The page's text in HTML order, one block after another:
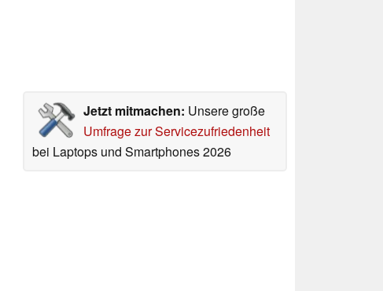
Jetzt mitmachen: Unsere große
Umfrage zur Servicezufriedenheit
bei Laptops und Smartphones 2026